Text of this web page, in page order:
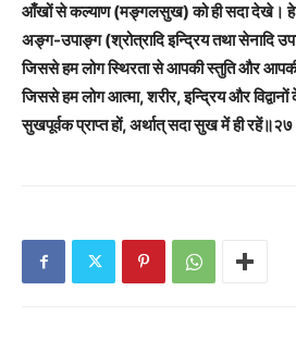
आँखों से कल्याण (मङ्गलसुख) को ही सदा देखे। हे
अङ्ग-उपाङ्ग (श्रोत्रादि इन्द्रिय तथा सेनादि
जिससे हम लोग स्थिरता से आपकी स्तुति और
जिससे हम लोग आत्मा, शरीर, इन्द्रिय और
सुखपूर्वक प्राप्त हों, अर्थात् सदा सुख में ही